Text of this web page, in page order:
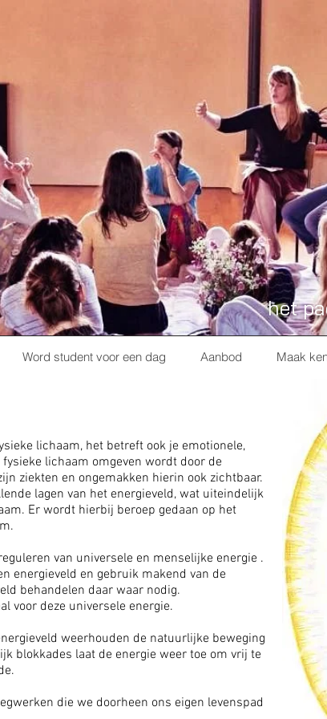
het
Word student voor een dag Aanbod Maak
lichaam, het betreft ook je emotionele,
lichaam omgeven wordt door de
ziekten en ongemakken hierin ook zichtbaar.
lagen van het energieveld, wat uiteindelijk
Er wordt hierbij beroep gedaan op het
van universele en menselijke energie .
energieveld en gebruik makend van de
behandelen daar waar nodig.
voor deze universele energie.
weerhouden de natuurlijke beweging
blokkades laat de energie weer toe om vrij te
die we doorheen ons eigen levenspad